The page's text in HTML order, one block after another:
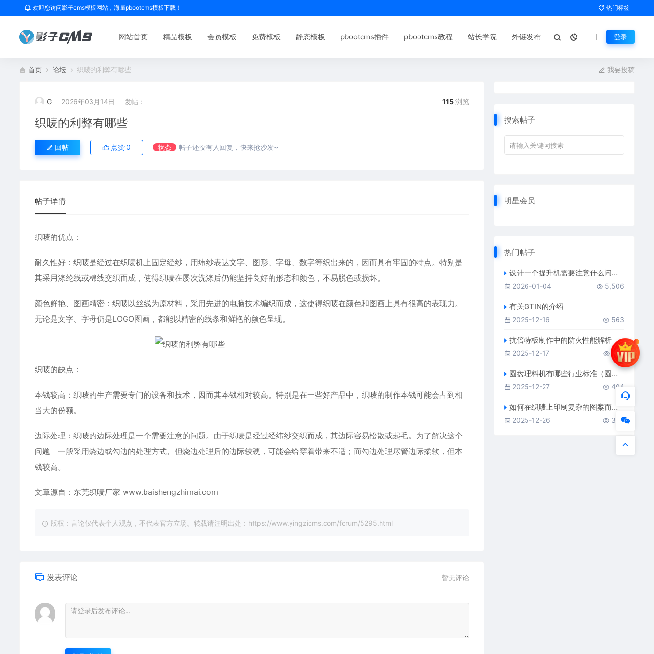
欢迎您访问影子cms模板网站，海量pbootcms模板下载！ 热门标签
网站首页 精品模板 会员模板 免费模板 静态模板 pbootcms插件 pbootcms教程 站长学院 外链发布 登录
首页 论坛 织唛的利弊有哪些 我要投稿
G 2026年03月14日 发帖： 115 浏览
织唛的利弊有哪些
回帖 点赞 0 状态 帖子还没有人回复，快来抢沙发~
帖子详情
织唛的优点：
耐久性好：织唛是经过在织唛机上固定经纱，用纬纱表达文字、图形、字母、数字等织出来的，因而具有牢固的特点。特别是
其采用涤纶线或棉线交织而成，使得织唛在屡次洗涤后仍能坚持良好的形态和颜色，不易脱色或损坏。
颜色鲜艳、图画精密：织唛以丝线为原材料，采用先进的电脑技术编织而成，这使得织唛在颜色和图画上具有很高的表现力。
无论是文字、字母仍是LOGO图画，都能以精密的线条和鲜艳的颜色呈现。
织唛的缺点：
本钱较高：织唛的生产需要专门的设备和技术，因而其本钱相对较高。特别是在一些好产品中，织唛的制作本钱可能会占到相
当大的份额。
边际处理：织唛的边际处理是一个需要注意的问题。由于织唛是经过经纬纱交织而成，其边际容易松散或起毛。为了解决这个
问题，一般采用烧边或勾边的处理方式。但烧边处理后的边际较硬，可能会给穿着带来不适；而勾边处理尽管边际柔软，但本
钱较高。
文章源自：东莞织唛厂家 www.baishengzhimai.com
版权：言论仅代表个人观点，不代表官方立场。转载请注明出处：https://www.yingzicms.com/forum/5295.html
发表评论 暂无评论
搜索帖子
明星会员
热门帖子
设计一个提升机需要注意什么问题（提升机厂家）
2026-01-04 5,506
有关GTIN的介绍
2025-12-16 563
抗倍特板制作中的防火性能解析
2025-12-17 437
圆盘理料机有哪些行业标准（圆盘理料机厂家）
2025-12-27 404
如何在织唛上印制复杂的图案而不影响清晰度
2025-12-26 383